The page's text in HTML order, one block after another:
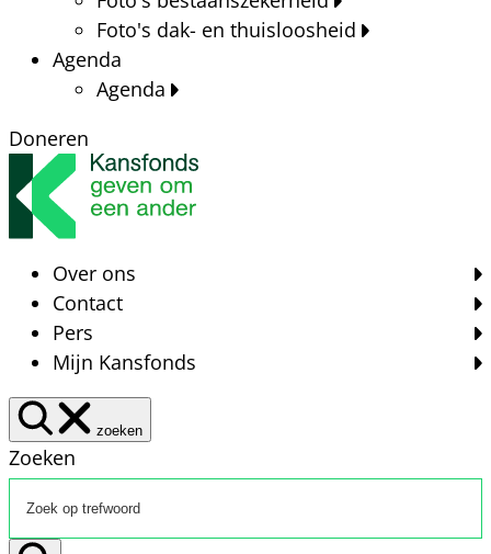
Foto's dak- en thuisloosheid
Agenda
Agenda
Doneren
Over ons
Contact
Pers
Mijn Kansfonds
zoeken
Zoeken